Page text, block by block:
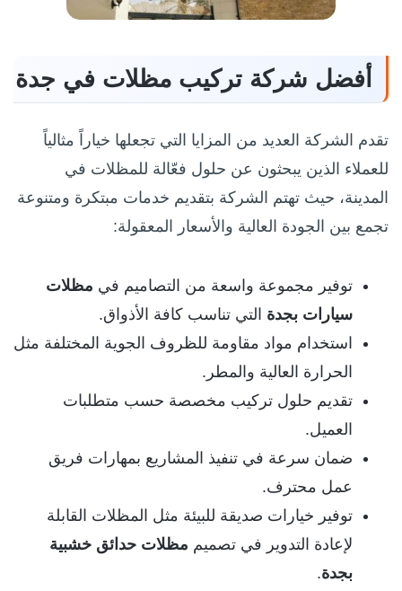
أفضل شركة تركيب مظلات في جدة
تقدم الشركة العديد من المزايا التي تجعلها خياراً مثالياً
للعملاء الذين يبحثون عن حلول فعّالة للمظلات في
المدينة، حيث تهتم الشركة بتقديم خدمات مبتكرة ومتنوعة
تجمع بين الجودة العالية والأسعار المعقولة:
توفير مجموعة واسعة من التصاميم في مظلات
سيارات بجدة التي تناسب كافة الأذواق.
استخدام مواد مقاومة للظروف الجوية المختلفة مثل
الحرارة العالية والمطر.
تقديم حلول تركيب مخصصة حسب متطلبات
العميل.
ضمان سرعة في تنفيذ المشاريع بمهارات فريق
عمل محترف.
توفير خيارات صديقة للبيئة مثل المظلات القابلة
لإعادة التدوير في تصميم مظلات حدائق خشبية
بجدة.